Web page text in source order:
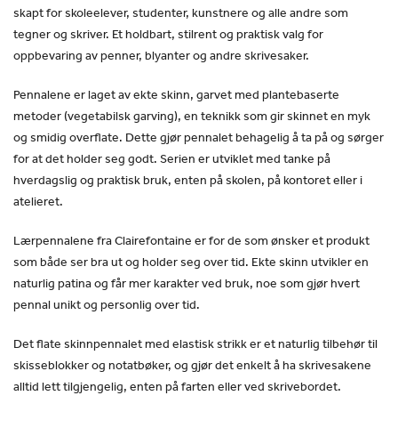
skapt for skoleelever, studenter, kunstnere og alle andre som
tegner og skriver. Et holdbart, stilrent og praktisk valg for
oppbevaring av penner, blyanter og andre skrivesaker.
Pennalene er laget av ekte skinn, garvet med plantebaserte
metoder (vegetabilsk garving), en teknikk som gir skinnet en myk
og smidig overflate. Dette gjør pennalet behagelig å ta på og sørger
for at det holder seg godt. Serien er utviklet med tanke på
hverdagslig og praktisk bruk, enten på skolen, på kontoret eller i
atelieret.
Lærpennalene fra Clairefontaine er for de som ønsker et produkt
som både ser bra ut og holder seg over tid. Ekte skinn utvikler en
naturlig patina og får mer karakter ved bruk, noe som gjør hvert
pennal unikt og personlig over tid.
Det flate skinnpennalet med elastisk strikk er et naturlig tilbehør til
skisseblokker og notatbøker, og gjør det enkelt å ha skrivesakene
alltid lett tilgjengelig, enten på farten eller ved skrivebordet.